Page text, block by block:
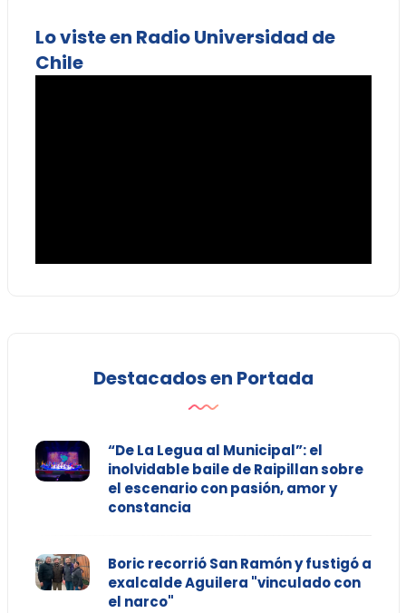
Lo viste en Radio Universidad de
Chile
Destacados en Portada
“De La Legua al Municipal”: el
inolvidable baile de Raipillan sobre
el escenario con pasión, amor y
constancia
Boric recorrió San Ramón y fustigó a
exalcalde Aguilera "vinculado con
el narco"